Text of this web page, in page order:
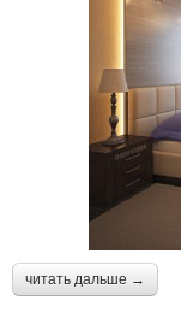
читать дальше →